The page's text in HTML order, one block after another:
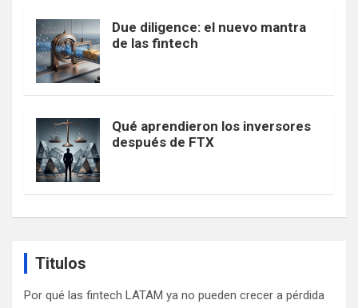
Due diligence: el nuevo mantra
de las fintech
Qué aprendieron los inversores
después de FTX
Titulos
Por qué las fintech LATAM ya no pueden crecer a pérdida